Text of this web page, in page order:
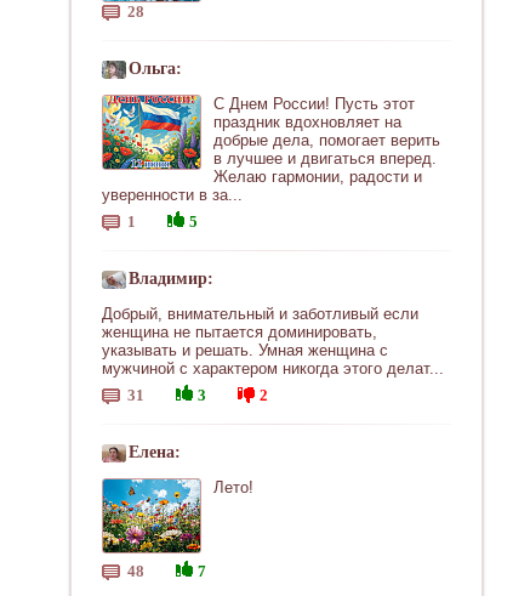
28
Ольга:
С Днем России! Пусть этот
праздник вдохновляет на
добрые дела, помогает верить
в лучшее и двигаться вперед.
Желаю гармонии, радости и
уверенности в за...
1
5
Владимир:
Добрый, внимательный и заботливый если
женщина не пытается доминировать,
указывать и решать. Умная женщина с
мужчиной с характером никогда этого делат...
31
3 2
Елена:
Лето!
48 7